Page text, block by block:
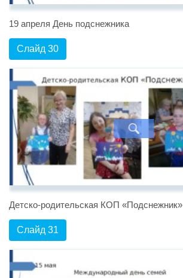
19 апреля День подснежника
Слайд 30
Детско-родительская КОП «Подснежник»
Слайд 31